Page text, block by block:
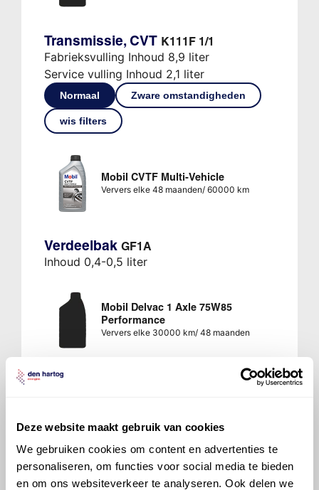
Deze website maakt gebruik van cookies
We gebruiken cookies om content en advertenties te
personaliseren, om functies voor social media te bieden
en om ons websiteverkeer te analyseren. Ook delen we
Transmissie, CVT K111F 1/1
Fabrieksvulling Inhoud 8,9 liter
Service vulling Inhoud 2,1 liter
Normaal Zware omstandigheden
wis filters
Mobil CVTF Multi-Vehicle
Ververs elke 48 maanden/ 60000 km
Verdeelbak GF1A
Inhoud 0,4-0,5 liter
Mobil Delvac 1 Axle 75W85
Performance
Ververs elke 30000 km/ 48 maanden
Veelgestelde vragen over
de Toyota RAV4